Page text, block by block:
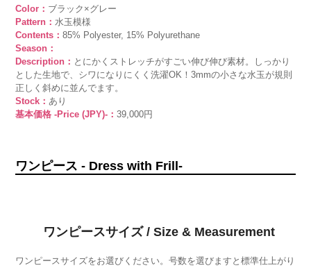
Color： ブラック×グレー
Pattern：水玉模様
Contents：85% Polyester, 15% Polyurethane
Season：
Description： とにかくストレッチがすごい伸び伸び素材。しっかり
とした生地で、シワになりにくく洗濯OK！3mmの小さな水玉が規則
正しく斜めに並んでます。
Stock：あり
基本価格 -Price (JPY)-：39,000円
ワンピース - Dress with Frill-
ワンピースサイズ / Size & Measurement
ワンピースサイズをお選びください。号数を選びますと標準仕上がり